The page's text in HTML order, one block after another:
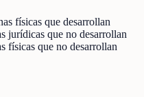
físicas que desarrollan
jurídicas que no desarrollan
físicas que no desarrollan